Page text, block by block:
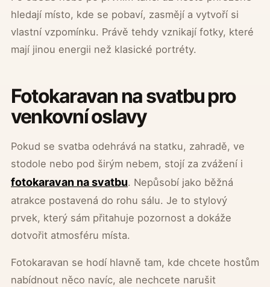
hledají místo, kde se pobaví, zasmějí a vytvoří si
vlastní vzpomínku. Právě tehdy vznikají fotky, které
mají jinou energii než klasické portréty.
Fotokaravan na svatbu pro
venkovní oslavy
Pokud se svatba odehrává na statku, zahradě, ve
stodole nebo pod širým nebem, stojí za zvážení i
fotokaravan na svatbu. Nepůsobí jako běžná
atrakce postavená do rohu sálu. Je to stylový
prvek, který sám přitahuje pozornost a dokáže
dotvořit atmosféru místa.
Fotokaravan se hodí hlavně tam, kde chcete hostům
nabídnout něco navíc, ale nechcete narušit